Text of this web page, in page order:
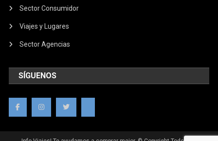
Sector Consumidor
Viajes y Lugares
Sector Agencias
SÍGUENOS